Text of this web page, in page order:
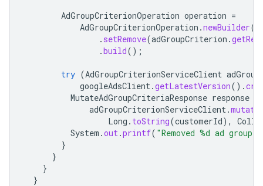
AdGroupCriterionOperation operation =
AdGroupCriterionOperation .newBuilder()
. setRemove(adGroupCriterion .
.build();
try (AdGroupCriterionServiceClient
googleAdsClient .getLatestVersion().
MutateAdGroupCriteriaResponse response
adGroupCriterionServiceClient .
Long . toString(customerId),
System .out .printf( "Removed %d ad
}
}
}
}